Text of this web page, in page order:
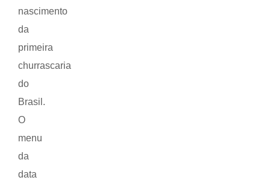
nascimento
da
primeira
churrascaria
do
Brasil.
O
menu
da
data